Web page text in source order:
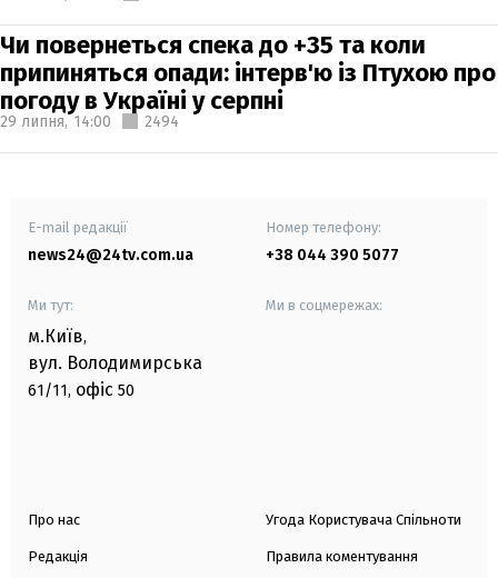
Чи повернеться спека до +35 та коли
припиняться опади: інтерв'ю із Птухою про
погоду в Україні у серпні
29 липня, 14:00 2494
E-mail редакції
news24@24tv.com.ua
Номер телефону:
+38 044 390 5077
Ми тут:
м.Київ,
вул. Володимирська
61/11, офіс 50
Ми в соцмережах:
Про нас
Редакція
Угода Користувача Спільноти
Правила коментування